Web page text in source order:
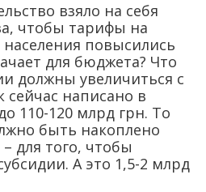
взяло на себя
чтобы тарифы на
повысились
для бюджета? Что
должны увеличиться с
сейчас написано в
110-120 млрд грн. То
быть накоплено
для того, чтобы
А это 1,5-2 млрд